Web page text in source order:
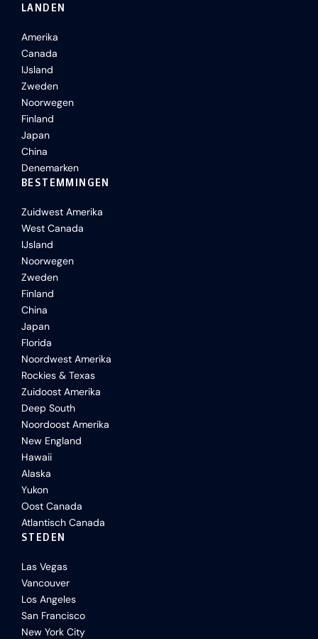
LANDEN
Amerika
Canada
IJsland
Zweden
Noorwegen
Finland
Japan
China
Denemarken
BESTEMMINGEN
Zuidwest Amerika
West Canada
IJsland
Noorwegen
Zweden
Finland
China
Japan
Florida
Noordwest Amerika
Rockies & Texas
Zuidoost Amerika
Deep South
Noordoost Amerika
New England
Hawaii
Alaska
Yukon
Oost Canada
Atlantisch Canada
STEDEN
Las Vegas
Vancouver
Los Angeles
San Francisco
New York City